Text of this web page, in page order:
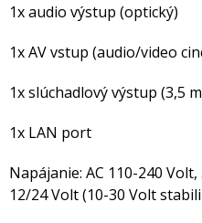
1x audio výstup (optický)
1x AV vstup (audio/video
1x slúchadlový výstup (3,5
1x LAN port
Napájanie: AC 110-240
12/24 Volt (10-30 Volt